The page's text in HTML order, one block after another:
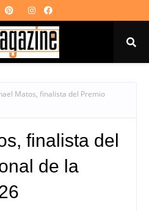
Matos, finalista del Premio
finalista del
de la